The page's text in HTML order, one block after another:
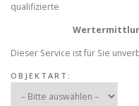
qualifizierte
Dieser Service ist für Sie
OBJEKTART: